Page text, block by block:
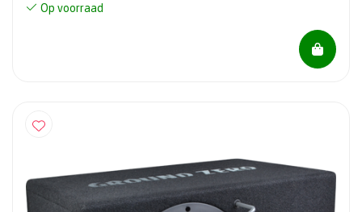
Op voorraad